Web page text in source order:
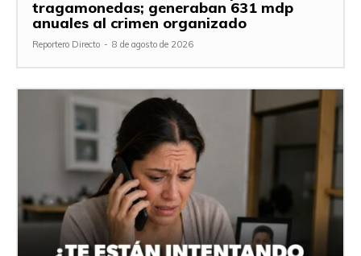
tragamonedas; generaban 631 mdp
anuales al crimen organizado
Reportero Directo - 8 de agosto de 2026